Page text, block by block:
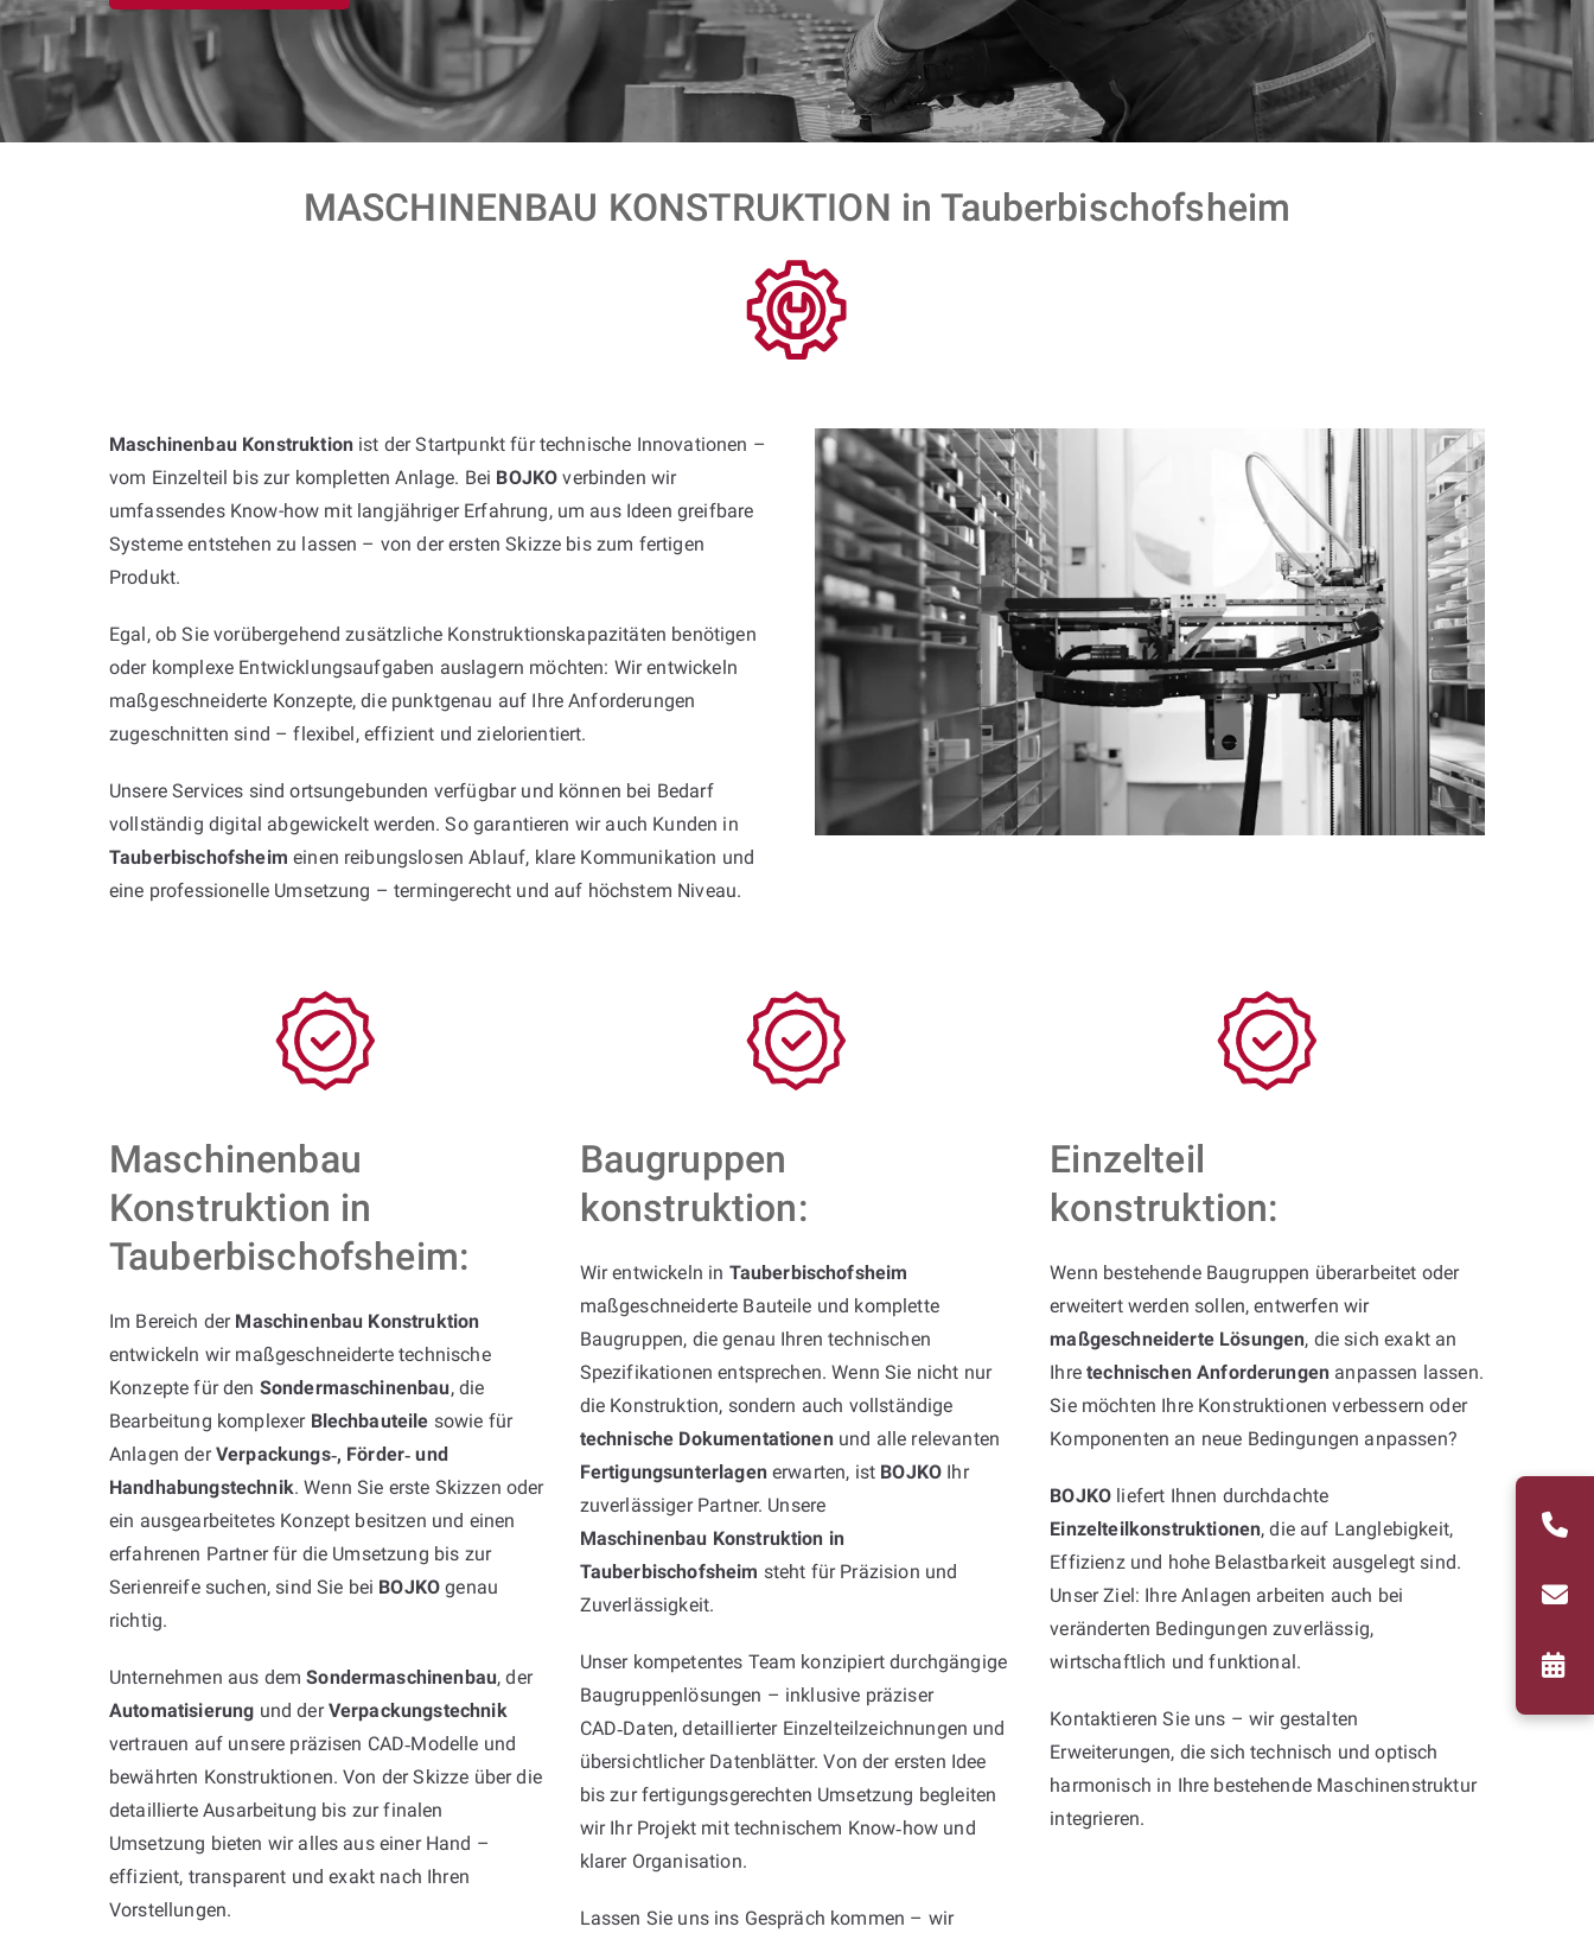
MASCHINENBAU KONSTRUKTION in Tauberbischofsheim
Maschinenbau Konstruktion ist der Startpunkt für technische Innovationen –
vom Einzelteil bis zur kompletten Anlage. Bei BOJKO verbinden wir
umfassendes Know-how mit langjähriger Erfahrung, um aus Ideen greifbare
Systeme entstehen zu lassen – von der ersten Skizze bis zum fertigen
Produkt.
Egal, ob Sie vorübergehend zusätzliche Konstruktionskapazitäten benötigen
oder komplexe Entwicklungsaufgaben auslagern möchten: Wir entwickeln
maßgeschneiderte Konzepte, die punktgenau auf Ihre Anforderungen
zugeschnitten sind – flexibel, effizient und zielorientiert.
Unsere Services sind ortsungebunden verfügbar und können bei Bedarf
vollständig digital abgewickelt werden. So garantieren wir auch Kunden in
Tauberbischofsheim einen reibungslosen Ablauf, klare Kommunikation und
eine professionelle Umsetzung – termingerecht und auf höchstem Niveau.
Maschinenbau
Konstruktion in
Tauberbischofsheim:
Im Bereich der Maschinenbau Konstruktion
entwickeln wir maßgeschneiderte technische
Konzepte für den Sondermaschinenbau, die
Bearbeitung komplexer Blechbauteile sowie für
Anlagen derVerpackungs‑, Förder‑ und
Handhabungstechnik. Wenn Sie erste Skizzen oder
ein ausgearbeitetes Konzept besitzen und einen
erfahrenen Partner für die Umsetzung bis zur
Serienreife suchen, sind Sie bei BOJKO genau
richtig.
Unternehmen aus demSondermaschinenbau, der
Automatisierung und derVerpackungstechnik
vertrauen auf unsere präzisen CAD‑Modelle und
bewährten Konstruktionen. Von der Skizze über die
detaillierte Ausarbeitung bis zur finalen
Umsetzung bieten wir alles aus einer Hand –
effizient, transparent und exakt nach Ihren
Vorstellungen.
Baugruppen
konstruktion:
Wir entwickeln in Tauberbischofsheim
maßgeschneiderte Bauteile und komplette
Baugruppen, die genau Ihren technischen
Spezifikationen entsprechen. Wenn Sie nicht nur
die Konstruktion, sondern auch vollständige
technische Dokumentationenund alle relevanten
Fertigungsunterlagenerwarten, ist BOJKO Ihr
zuverlässiger Partner. Unsere
Maschinenbau Konstruktion in
Tauberbischofsheim steht für Präzision und
Zuverlässigkeit.
Unser kompetentes Team konzipiert durchgängige
Baugruppenlösungen – inklusive präziser
CAD‑Daten, detaillierter Einzelteilzeichnungen und
übersichtlicher Datenblätter. Von der ersten Idee
bis zur fertigungsgerechten Umsetzung begleiten
wir Ihr Projekt mit technischem Know‑how und
klarer Organisation.
Lassen Sie uns ins Gespräch kommen – wir
Einzelteil
konstruktion:
Wenn bestehende Baugruppen überarbeitet oder
erweitert werden sollen, entwerfen wir
maßgeschneiderte Lösungen, die sich exakt an
Ihretechnischen Anforderungen anpassen lassen.
Sie möchten Ihre Konstruktionen verbessern oder
Komponenten an neue Bedingungen anpassen?
BOJKO liefert Ihnen durchdachte
Einzelteilkonstruktionen, die auf Langlebigkeit,
Effizienz und hohe Belastbarkeit ausgelegt sind.
Unser Ziel: Ihre Anlagen arbeiten auch bei
veränderten Bedingungen zuverlässig,
wirtschaftlich und funktional.
Kontaktieren Sie uns – wir gestalten
Erweiterungen, die sich technisch und optisch
harmonisch in Ihre bestehende Maschinenstruktur
integrieren.